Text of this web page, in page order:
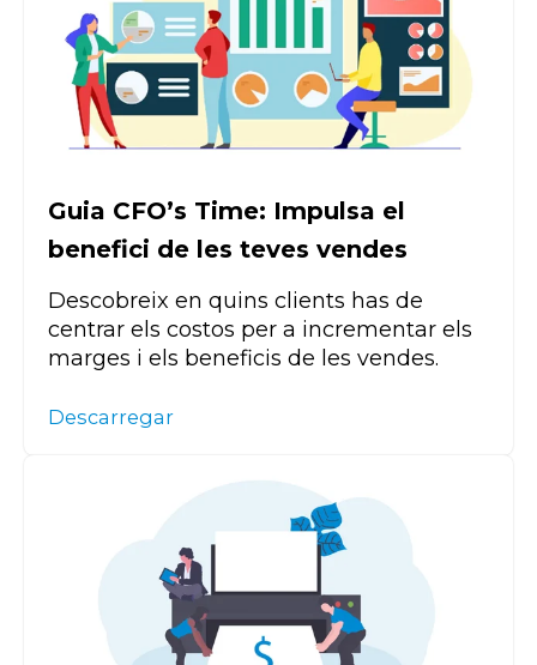
Guia CFO’s Time: Impulsa el
benefici de les teves vendes
Descobreix en quins clients has de
centrar els costos per a incrementar els
marges i els beneficis de les vendes.
Descarregar